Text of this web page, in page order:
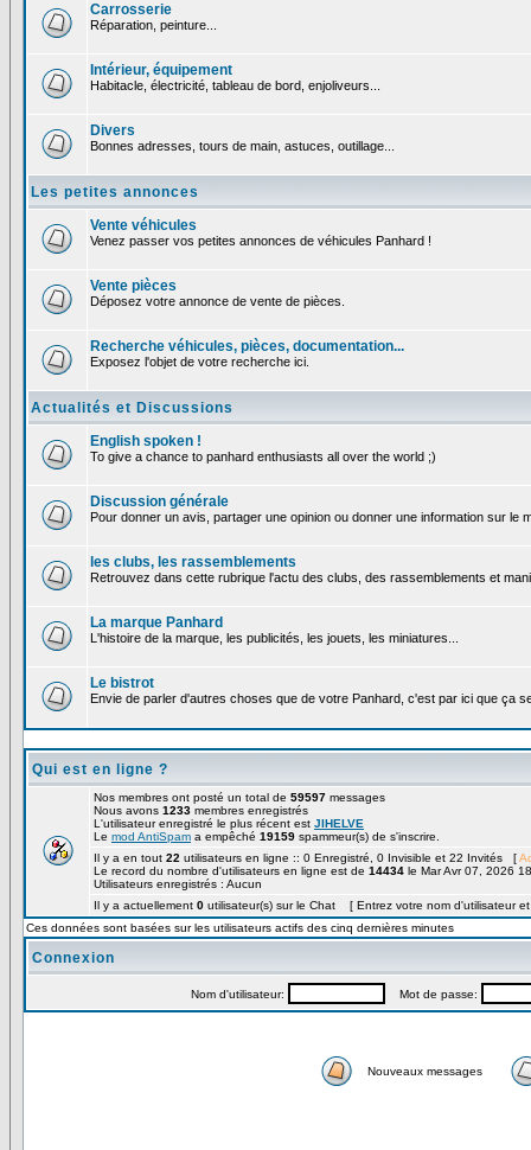
Carrosserie
Réparation, peinture...
Intérieur, équipement
Habitacle, électricité, tableau de bord, enjoliveurs...
Divers
Bonnes adresses, tours de main, astuces, outillage...
Les petites annonces
Vente véhicules
Venez passer vos petites annonces de véhicules Panhard !
Vente pièces
Déposez votre annonce de vente de pièces.
Recherche véhicules, pièces, documentation...
Exposez l'objet de votre recherche ici.
Actualités et Discussions
English spoken !
To give a chance to panhard enthusiasts all over the world ;)
Discussion générale
Pour donner un avis, partager une opinion ou donner une information sur le
les clubs, les rassemblements
Retrouvez dans cette rubrique l'actu des clubs, des rassemblements et
La marque Panhard
L'histoire de la marque, les publicités, les jouets, les miniatures...
Le bistrot
Envie de parler d'autres choses que de votre Panhard, c'est par ici que ça
Qui est en ligne ?
Nos membres ont posté un total de 59597 messages
Nous avons 1233 membres enregistrés
L'utilisateur enregistré le plus récent est JIHELVE
Le mod AntiSpam a empêché 19159 spammeur(s) de s'inscrire.
Il y a en tout 22 utilisateurs en ligne :: 0 Enregistré, 0 Invisible et 22 Invités [
Le record du nombre d'utilisateurs en ligne est de 14434 le Mar Avr 07, 2026
Utilisateurs enregistrés : Aucun
Il y a actuellement 0 utilisateur(s) sur le Chat [ Entrez votre nom d'utilisateur
Ces données sont basées sur les utilisateurs actifs des cinq dernières minutes
Connexion
Nom d'utilisateur: Mot de passe:
Nouveaux messages